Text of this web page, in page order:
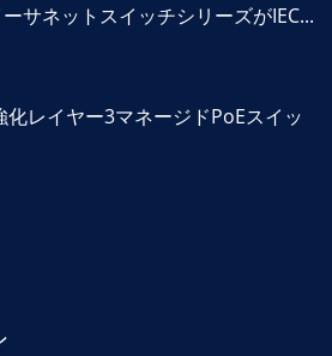
サネットスイッチシリーズがIEC...
レイヤー3マネージドPoEスイッ